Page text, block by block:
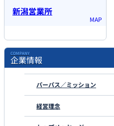
新潟営業所
企業情報
COMPANY
パーパス／ミッション
経営理念